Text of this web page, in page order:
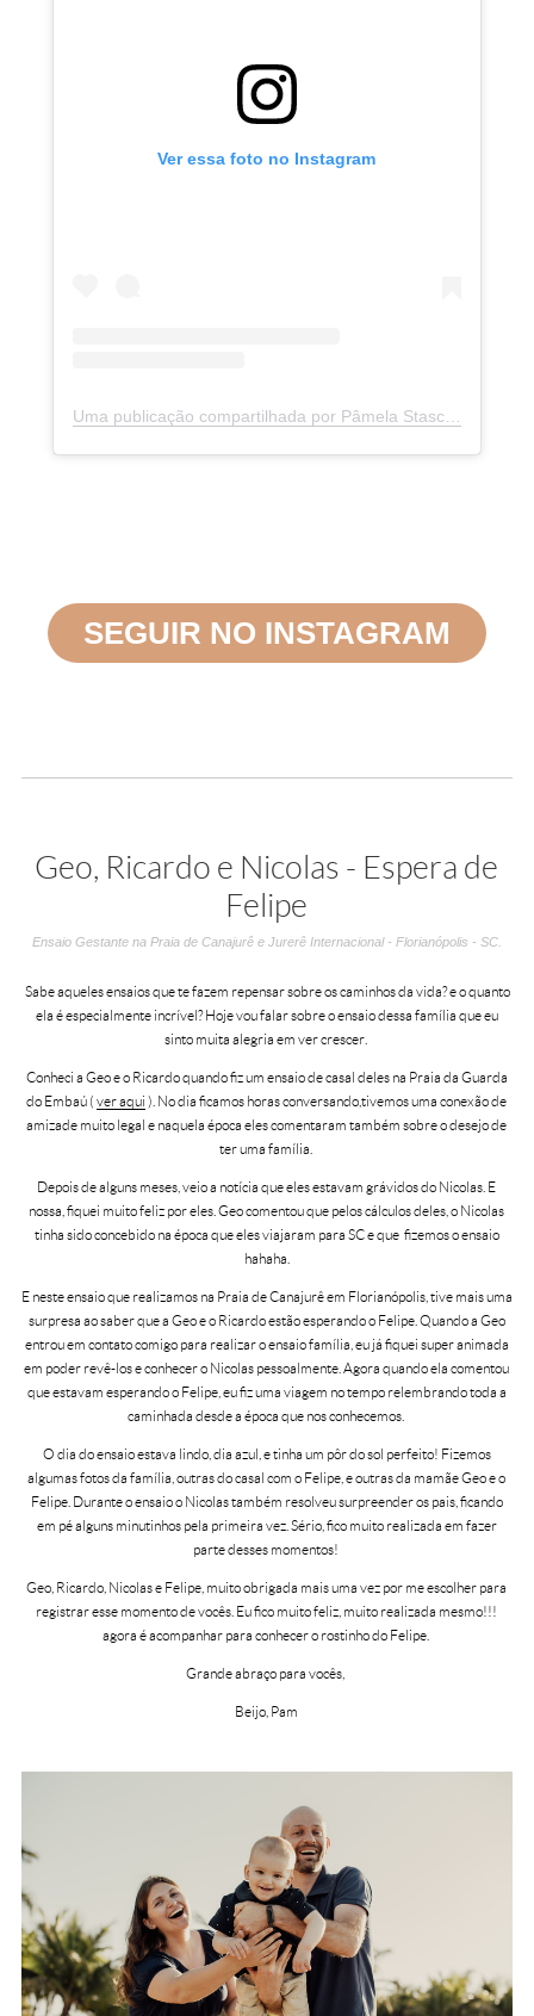
Ver essa foto no Instagram
Uma publicação compartilhada por Pâmela Stasczak Fotografias (@pamelastasczakfotografia)
SEGUIR NO INSTAGRAM
Geo, Ricardo e Nicolas - Espera de
Felipe
Ensaio Gestante na Praia de Canajurê e Jurerê Internacional - Florianópolis - SC.
Sabe aqueles ensaios que te fazem repensar sobre os caminhos da vida? e o quanto
ela é especialmente incrível? Hoje vou falar sobre o ensaio dessa família que eu
sinto muita alegria em ver crescer.
Conheci a Geo e o Ricardo quando fiz um ensaio de casal deles na Praia da Guarda
do Embaú (ver aqui ). No dia ficamos horas conversando,tivemos uma conexão de
amizade muito legal e naquela época eles comentaram também sobre o desejo de
ter uma família.
Depois de alguns meses, veio a notícia que eles estavam grávidos do Nicolas. E
nossa, fiquei muito feliz por eles. Geo comentou que pelos cálculos deles, o Nicolas
tinha sido concebido na época que eles viajaram para SC e que fizemos o ensaio
hahaha.
E neste ensaio que realizamos na Praia de Canajurê em Florianópolis, tive mais uma
surpresa ao saber que a Geo e o Ricardo estão esperando o Felipe. Quando a Geo
entrou em contato comigo para realizar o ensaio família, eu já fiquei super animada
em poder revê-los e conhecer o Nicolas pessoalmente. Agora quando ela comentou
que estavam esperando o Felipe, eu fiz uma viagem no tempo relembrando toda a
caminhada desde a época que nos conhecemos.
O dia do ensaio estava lindo, dia azul, e tinha um pôr do sol perfeito! Fizemos
algumas fotos da família, outras do casal com o Felipe, e outras da mamãe Geo e o
Felipe. Durante o ensaio o Nicolas também resolveu surpreender os pais, ficando
em pé alguns minutinhos pela primeira vez. Sério, fico muito realizada em fazer
parte desses momentos!
Geo, Ricardo, Nicolas e Felipe, muito obrigada mais uma vez por me escolher para
registrar esse momento de vocês. Eu fico muito feliz, muito realizada mesmo!!!
agora é acompanhar para conhecer o rostinho do Felipe.
Grande abraço para vocês,
Beijo, Pam